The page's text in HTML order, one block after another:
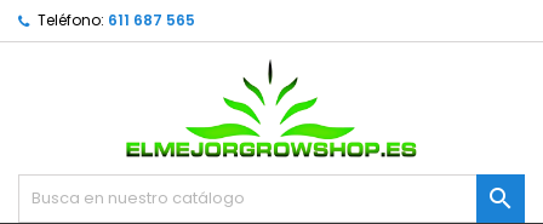
Teléfono: 611 687 565
